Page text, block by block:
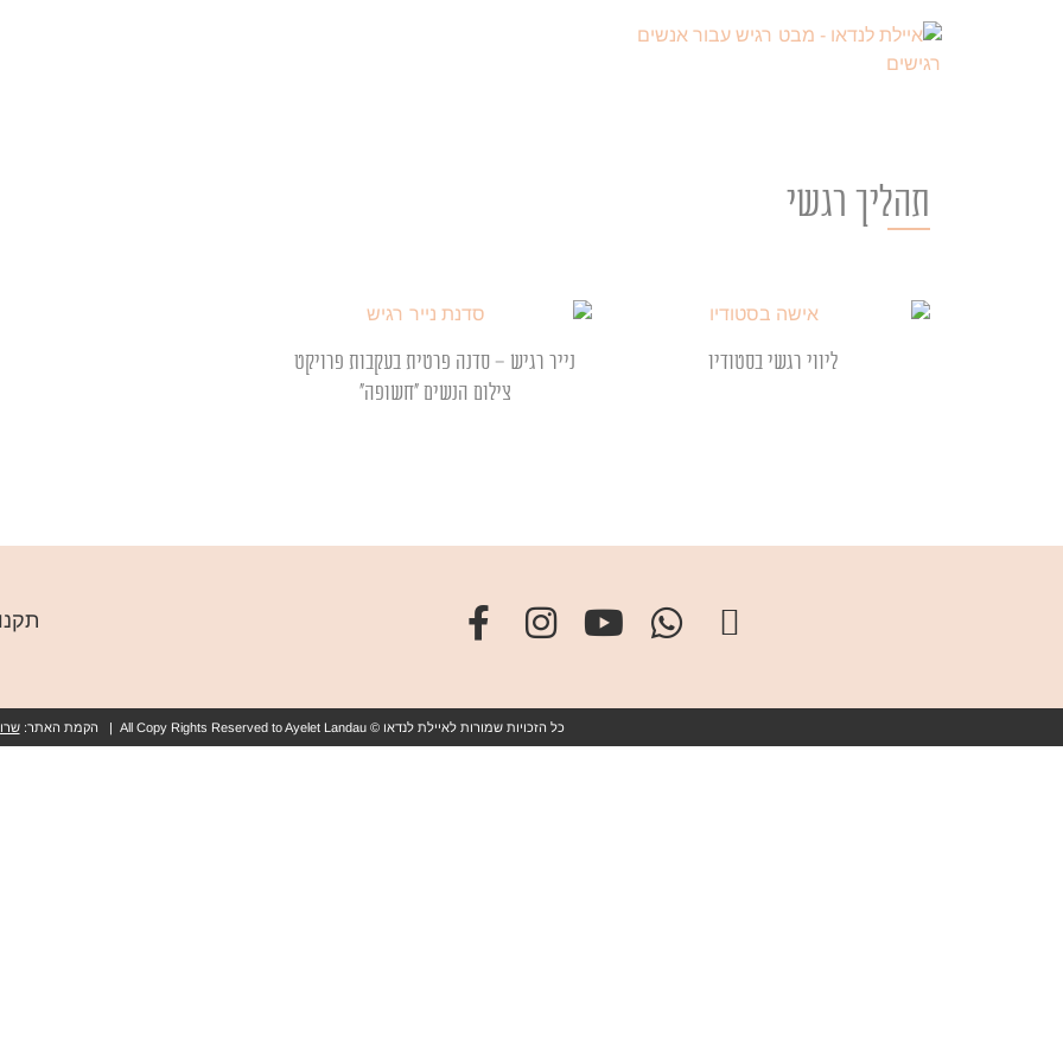
תהליך רגשי
ליווי רגשי בסטודיו
נייר רגיש – סדנה פרטית בעקבות פרויקט
צילום הנשים "חשופה"
כל הזכויות שמורות לאיילת לנדאו © All Copy Rights Reserved to Ayelet Landau | הקמת האתר: